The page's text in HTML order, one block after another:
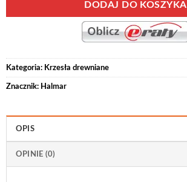
DODAJ DO KOSZYKA
Kategoria: Krzesła drewniane
Znacznik: Halmar
OPIS
OPINIE (0)